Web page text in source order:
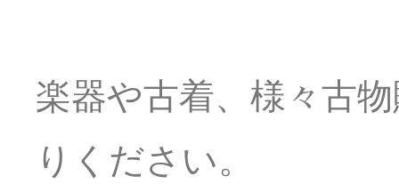
楽器や古着、様々古
りください。